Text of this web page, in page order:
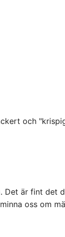
och
Det är fint det
oss om